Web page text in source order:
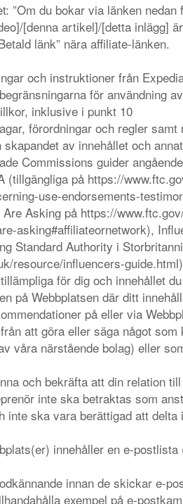
”Om du bokar via länken
[denna artikel]/[detta inlägg]
länk” nära affiliate-länken.
och instruktioner från
för användning
inklusive i punkt 10
förordningar och regler samt
av innehållet och
Commissions guider
(tillgängliga på https://
use-endorsements-
Asking på https://
asking#affiliateornetwork),
Standard Authority i
resource/influencers-
för dig och innehållet
på Webbplatsen där ditt
på eller via
att göra eller säga något som
våra närstående bolag) eller
och bekräfta att din relation
inte ska betraktas som
inte ska vara berättigad att
innehåller en e-postlista
innan de skickar e-
exempel på e-